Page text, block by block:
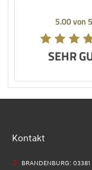
5.00 von 5
SEHR
Kontakt
BRANDENBURG: